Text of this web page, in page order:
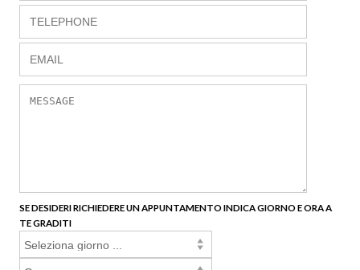
SE DESIDERI RICHIEDERE UN APPUNTAMENTO INDICA GIORNO E ORA A
TE GRADITI